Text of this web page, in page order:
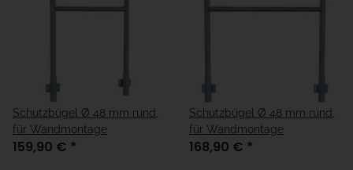
Schutzbügel Ø 48 mm rund,
für Wandmontage
159,90 € *
Schutzbügel Ø 48 mm rund,
für Wandmontage
168,90 € *